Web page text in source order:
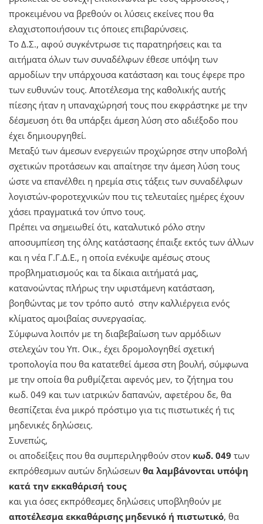
προκειμένου να βρεθούν οι λύσεις εκείνες που θα
ελαχιστοποιήσουν τις όποιες επιβαρύνσεις.
Το Δ.Σ., αφού συγκέντρωσε τις παρατηρήσεις και τα
αιτήματα όλων των συναδέλφων έθεσε υπόψη των
αρμοδίων την υπάρχουσα κατάσταση και τους έφερε προ
των ευθυνών τους. Αποτέλεσμα της καθολικής αυτής
πίεσης ήταν η υπαναχώρησή τους που εκφράστηκε με την
δέσμευση ότι θα υπάρξει άμεση λύση στο αδιέξοδο που
έχει δημιουργηθεί.
Μεταξύ των άμεσων ενεργειών προχώρησε στην υποβολή
σχετικών προτάσεων και απαίτησε την άμεση λύση τους
ώστε να επανέλθει η ηρεμία στις τάξεις των συναδέλφων
λογιστών-φοροτεχνικών που τις τελευταίες ημέρες έχουν
χάσει πραγματικά τον ύπνο τους.
Πρέπει να σημειωθεί ότι, καταλυτικό ρόλο στην
αποσυμπίεση της όλης κατάστασης έπαιξε εκτός των άλλων
και η νέα Γ.Γ.Δ.Ε., η οποία ενέκυψε αμέσως στους
προβληματισμούς και τα δίκαια αιτήματά μας,
κατανοώντας πλήρως την υφιστάμενη κατάσταση,
βοηθώντας με τον τρόπο αυτό στην καλλιέργεια ενός
κλίματος αμοιβαίας συνεργασίας.
Σύμφωνα λοιπόν με τη διαβεβαίωση των αρμόδιων
στελεχών του Υπ. Οικ., έχει δρομολογηθεί σχετική
τροπολογία που θα κατατεθεί άμεσα στη βουλή, σύμφωνα
με την οποία θα ρυθμίζεται αφενός μεν, το ζήτημα του
κωδ. 049 και των ιατρικών δαπανών, αφετέρου δε, θα
θεσπίζεται ένα μικρό πρόστιμο για τις πιστωτικές ή τις
μηδενικές δηλώσεις.
Συνεπώς,
οι αποδείξεις που θα συμπεριληφθούν στον κωδ. 049 των
εκπρόθεσμων αυτών δηλώσεων θα λαμβάνονται υπόψη
κατά την εκκαθάρισή τους
και για όσες εκπρόθεσμες δηλώσεις υποβληθούν με
αποτέλεσμα εκκαθάρισης μηδενικό ή πιστωτικό, θα